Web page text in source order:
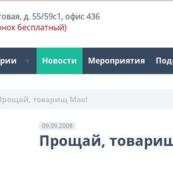
д. 55/59с1, офис 436
бесплатный)
Новости Мероприятия
товарищ Мао!
09.09.2008
Прощай,